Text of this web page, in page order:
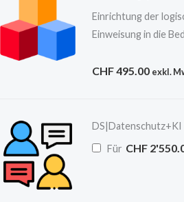
Einrichtung der
Einweisung in die
CHF495.00 exkl.
DS|Datenschutz+KI
Für CHF